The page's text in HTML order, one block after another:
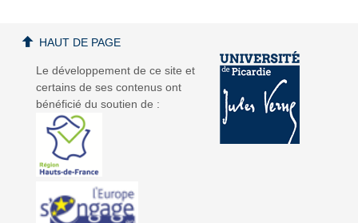
Le développement de ce site et
certains de ses contenus ont
bénéficié du soutien de :
HAUT DE PAGE